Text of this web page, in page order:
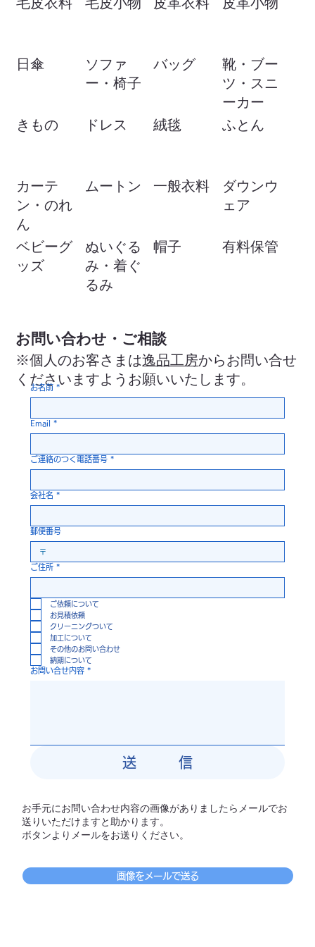
日傘
ソファ
ー・椅子
バッグ
靴・ブー
ツ・スニ
ーカー
きもの
ドレス 絨毯 ふとん
カーテ
ン・のれ
ん
ムートン 一般衣料
ダウンウ
ェア
ベビーグ
ッズ
ぬいぐる
み・着ぐ
るみ
帽子 有料保管
お問い合わせ・ご相談
※個人のお客さまは逸品工房からお問い合せ
くださいますようお願いいたします。
お名前 *
Email *
ご連絡のつく電話番号 *
会社名 *
郵便番号
ご住所 *
ご依頼について
お見積依頼
クリーニングついて
加工について
その他のお問い合わせ
納期について
お問い合せ内容 *
送 信
お手元にお問い合わせ内容の画像がありましたらメールでお
送りいただけますと助かります。
​ボタンよりメールをお送りください。
画像をメールで送る